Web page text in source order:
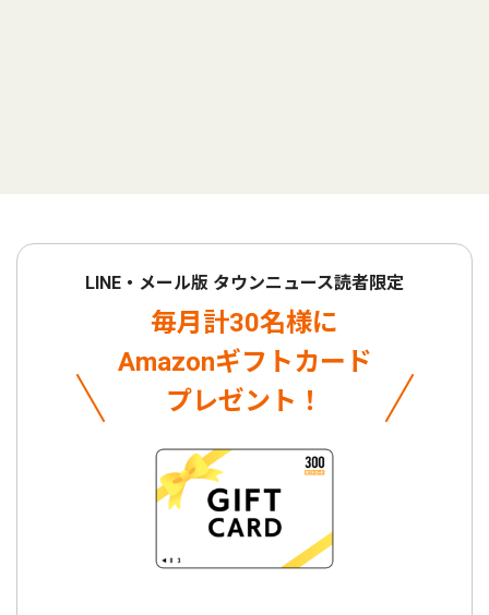
LINE・メール版 タウンニュース読者限定
毎月計30名様に
Amazonギフトカード
プレゼント！